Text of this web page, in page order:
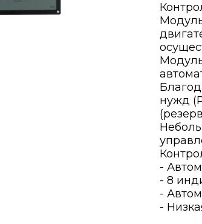
нужд
-
- 8
-
-